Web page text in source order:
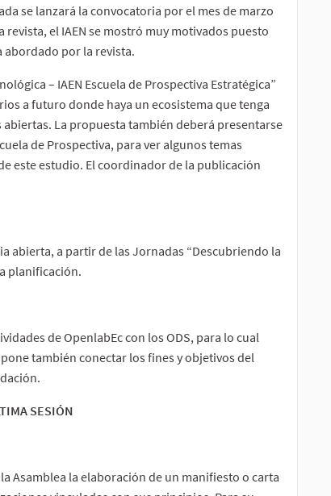
se lanzará la convocatoria por el mes de marzo
el IAEN se mostró muy motivados puesto
abordado por la revista.
– IAEN Escuela de Prospectiva Estratégica”
a futuro donde haya un ecosistema que tenga
La propuesta también deberá presentarse
de Prospectiva, para ver algunos temas
este estudio. El coordinador de la publicación
abierta, a partir de las Jornadas “Descubriendo la
planificación.
de OpenlabEc con los ODS, para lo cual
también conectar los fines y objetivos del
SESIÓN
Asamblea la elaboración de un manifiesto o carta